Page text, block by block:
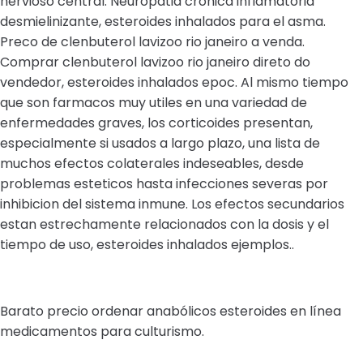
desmielinizante, esteroides inhalados para el asma.
Preco de clenbuterol lavizoo rio janeiro a venda.
Comprar clenbuterol lavizoo rio janeiro direto do
vendedor, esteroides inhalados epoc. Al mismo tiempo
que son farmacos muy utiles en una variedad de
enfermedades graves, los corticoides presentan,
especialmente si usados a largo plazo, una lista de
muchos efectos colaterales indeseables, desde
problemas esteticos hasta infecciones severas por
inhibicion del sistema inmune. Los efectos secundarios
estan estrechamente relacionados con la dosis y el
tiempo de uso, esteroides inhalados ejemplos..
Barato precio ordenar anabólicos esteroides en línea
medicamentos para culturismo.